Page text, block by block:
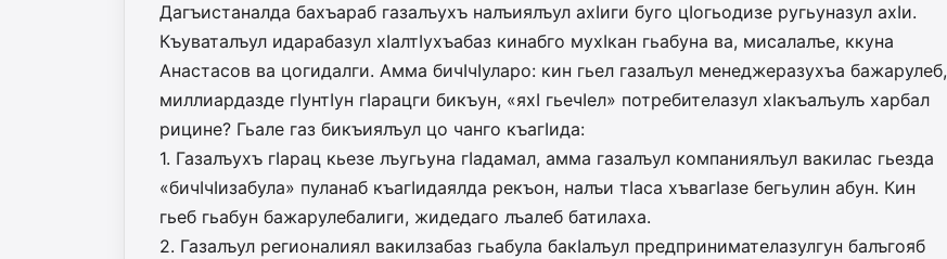
Дагъистаналда бахъараб газалъухъ налъиялъул ахIиги буго цIогьодизе ругьуназул ахIи.
Къуваталъул идарабазул хIалтIухъабаз кинабго мухIкан гьабуна ва, мисалалъе, ккуна
Анастасов ва цогидалги. Амма бичIчIуларо: кин гьел газалъул менеджеразухъа бажарулеб,
миллиардазде гIунтIун гIарацги бикъун, «яхI гьечIел» потребителазул хIакъалъулъ харбал
рицине? Гьале газ бикъиялъул цо чанго къагIида:
1. Газалъухъ гIарац кьезе лъугьуна гIадамал, амма газалъул компания­лъул вакилас гьезда
«бичIчIизабула» пуланаб къагIидаялда рекъон, налъи тIаса хъвагIазе бегьулин абун. Кин
гьеб гьабун бажарулебалиги, жидедаго лъалеб батилаха.
2. Газалъул регионалиял вакилзабаз гьабула бакIалъул предпринимателазулгун балъгояб